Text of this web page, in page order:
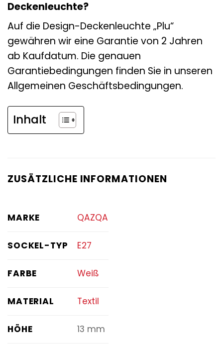
Deckenleuchte?
Auf die Design-Deckenleuchte „Plu“
gewähren wir eine Garantie von 2 Jahren
ab Kaufdatum. Die genauen
Garantiebedingungen finden Sie in unseren
Allgemeinen Geschäftsbedingungen.
Inhalt
ZUSÄTZLICHE INFORMATIONEN
MARKE QAZQA
SOCKEL-TYP E27
FARBE Weiß
MATERIAL Textil
HÖHE 13 mm